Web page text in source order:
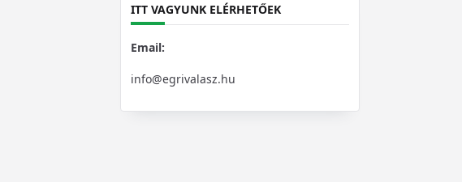
ITT VAGYUNK ELÉRHETŐEK
Email:
info@egrivalasz.hu